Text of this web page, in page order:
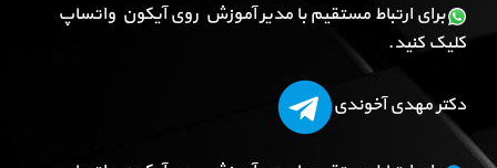
برای ارتباط مستقیم با مدیر آموزش روی آیکون واتساپ
کلیک کنید.
دکتر مهدی آخوندی